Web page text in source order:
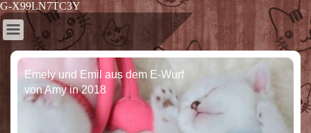
G-X99LN7TC3Y
Emely und Emil aus dem E-Wurf
von Amy in 2018